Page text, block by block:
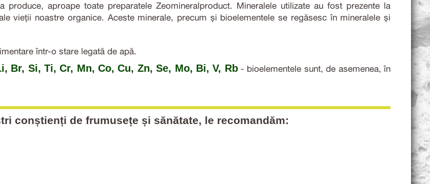
produce, aproape toate preparatele Zeomineralproduct. Mineralele utilizate au fost prezente la
vieții noastre organice. Aceste minerale, precum și bioelementele se regăsesc în mineralele și
într-o stare legată de apă.
Br, Si, Ti, Cr, Mn, Co, Cu, Zn, Se, Mo, Bi, V, Rb- bioelementele sunt, de asemenea, în
conștienți de frumusețe și sănătate, le recomandăm: